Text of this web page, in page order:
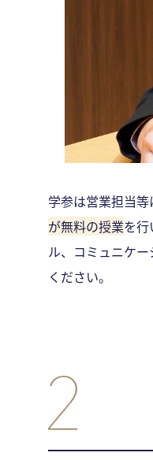
学参は営業担当
が無料の授業を
ル、コミュニケ
ください。